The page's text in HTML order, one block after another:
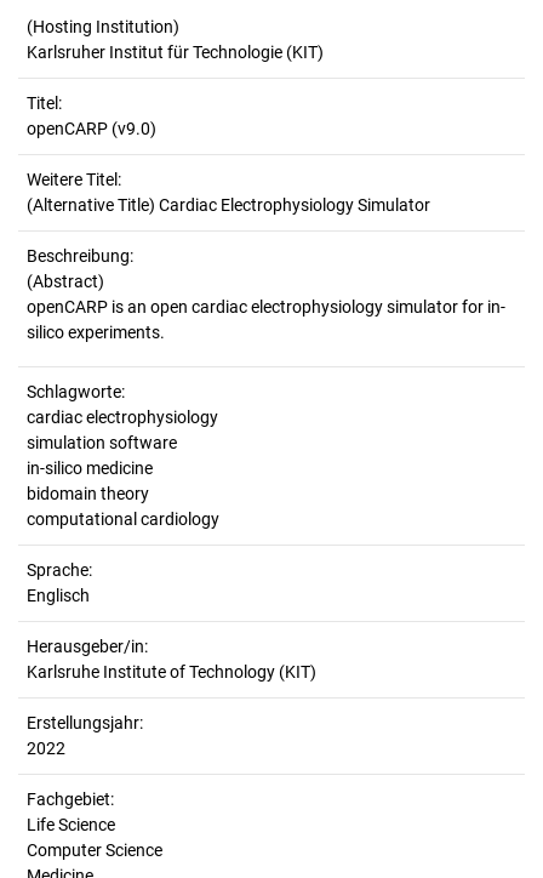
(Hosting Institution)
Karlsruher Institut für Technologie (KIT)
Titel:
openCARP (v9.0)
Weitere Titel:
(Alternative Title) Cardiac Electrophysiology Simulator
Beschreibung:
(Abstract)
openCARP is an open cardiac electrophysiology simulator for in-
Schlagworte:
cardiac electrophysiology
simulation software
in-silico medicine
bidomain theory
computational cardiology
Sprache:
Englisch
Herausgeber/in:
Karlsruhe Institute of Technology (KIT)
Erstellungsjahr:
2022
Fachgebiet:
Life Science
Computer Science